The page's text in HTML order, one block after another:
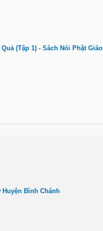
(Tập 1) - Sách Nói Phật Giáo
Bình Chánh